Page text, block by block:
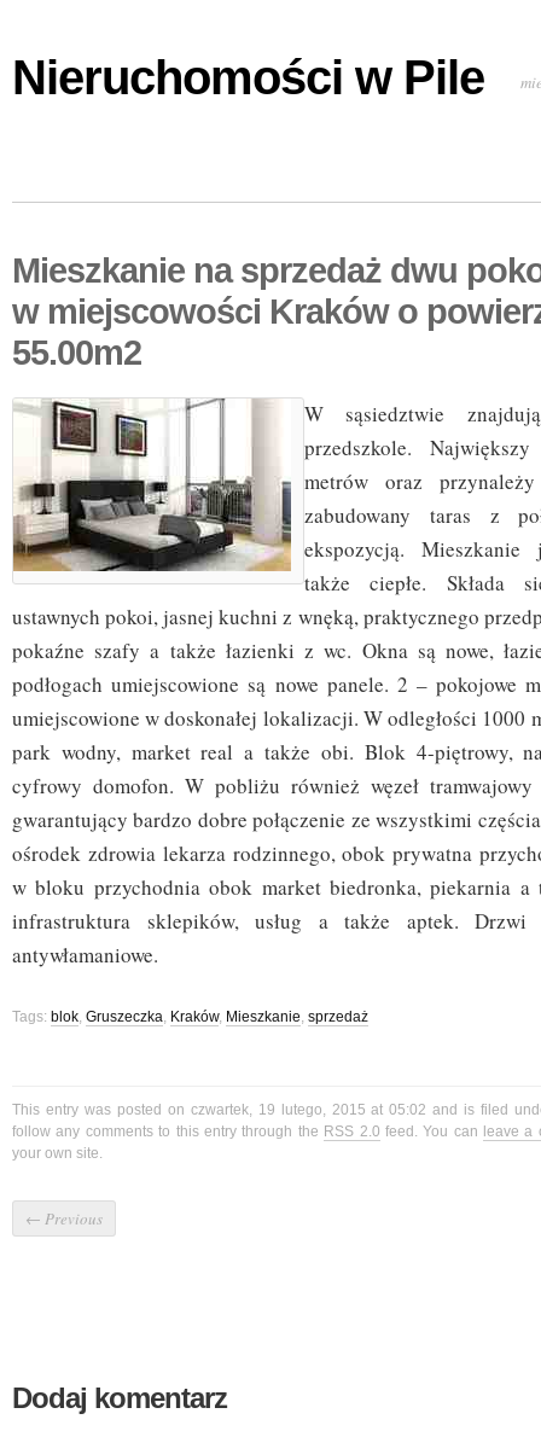
Nieruchomości w Pile
Mieszkanie na sprzedaż dwu
w miejscowości Kraków o
55.00m2
W sąsiedztwie
przedszkole.
metrów oraz
zabudowany taras z
ekspozycją.
także ciepłe. Składa
ustawnych pokoi, jasnej kuchni z wnęką, praktycznego
pokaźne szafy a także łazienki z wc. Okna są nowe,
podłogach umiejscowione są nowe panele. 2 – pokojowe
umiejscowione w doskonałej lokalizacji. W odległości 1000
park wodny, market real a także obi. Blok 4-piętrowy,
cyfrowy domofon. W pobliżu również węzeł
gwarantujący bardzo dobre połączenie ze wszystkimi
ośrodek zdrowia lekarza rodzinnego, obok prywatna
w bloku przychodnia obok market biedronka, piekarnia a
infrastruktura sklepików, usług a także aptek. Drzwi
antywłamaniowe.
Tags: blok, Gruszeczka, Kraków, Mieszkanie, sprzedaż
This entry was posted on czwartek, 19 lutego, 2015 at 05:02 and is filed
follow any comments to this entry through the RSS 2.0 feed. You can leave a
your own site.
← Previous
Dodaj komentarz